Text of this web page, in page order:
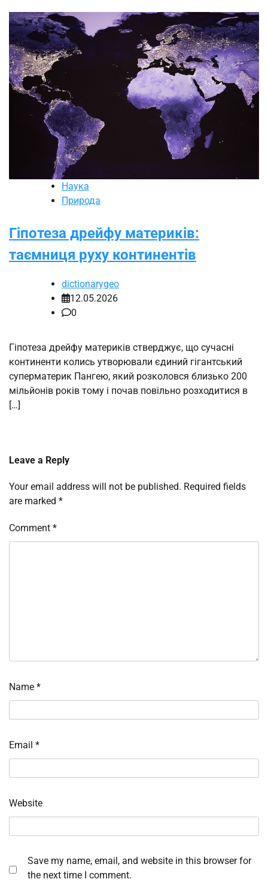
Наука
Природа
Гіпотеза дрейфу материків:
таємниця руху континентів
dictionarygeo
12.05.2026
0
Гіпотеза дрейфу материків стверджує, що сучасні
континенти колись утворювали єдиний гігантський
суперматерик Пангею, який розколовся близько 200
мільйонів років тому і почав повільно розходитися в
[…]
Leave a Reply
Your email address will not be published. Required fields
are marked *
Comment *
Name *
Email *
Website
Save my name, email, and website in this browser for
the next time I comment.